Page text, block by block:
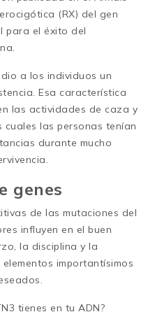
(RX) del gen
para el éxito del
a los individuos un
Esa característica
las actividades de caza y
cuales las personas tenían
durante mucho
genes
de las mutaciones del
influyen en el buen
la disciplina y la
importantísimos
tienes en tu ADN?